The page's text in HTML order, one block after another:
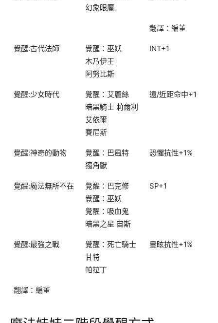
幻象眼魔
翻譯：編董
覺醒:古代法師
覺醒：巫妖
木乃伊王
阿努比斯
INT+1
覺醒:少女時代
覺醒：艾麗絲
暗黑騎士 莉爾利
艾依爾
賽尼斯
遠/近距命中+1
覺醒:神奇的動物
覺醒：巴風特
獨角獸
恐懼抗性+1%
覺醒:魔法無所不在
覺醒：巴克修
覺醒：巫妖
覺醒：吸血鬼
暗黑之星 宙斯
SP+1
覺醒:最強之戰
覺醒：死亡騎士
甘特
帕拉丁
暈眩抗性+1%
翻譯：編董